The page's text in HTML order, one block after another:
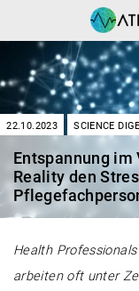
22.10.2023 SCIENCE
Entspannung im
Reality den
Health
arbeiten oft unter